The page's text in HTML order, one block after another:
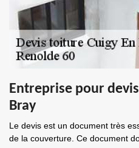
Entreprise pour
Bray
Le devis est un document très
de la couverture. Ce document